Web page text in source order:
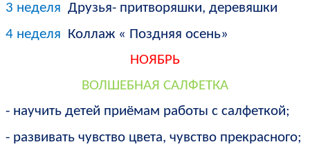
3 неделя Друзья- притворяшки, деревяшки
4 неделя Коллаж « Поздняя осень»
НОЯБРЬ
ВОЛШЕБНАЯ САЛФЕТКА
- научить детей приёмам работы с салфеткой;
- развивать чувство цвета, чувство прекрасного;